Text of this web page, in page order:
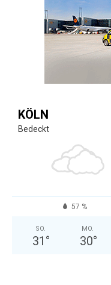
KÖLN
Bedeckt
57 %
SO.
31 °
MO.
30°